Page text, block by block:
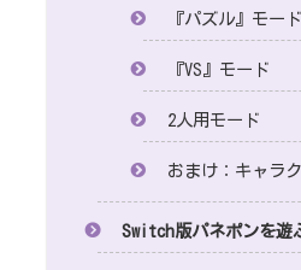
『パズル』モード
『VS』モード
2人用モード
おまけ：キャラ
Switch版パネポンを遊